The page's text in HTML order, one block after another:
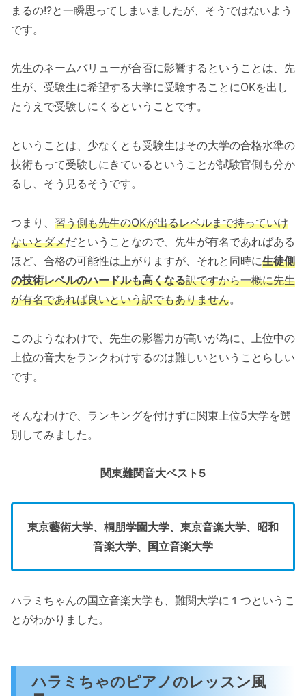
まるの!?と一瞬思ってしまいましたが、そうではないよう
です。
先生のネームバリューが合否に影響するということは、先
生が、受験生に希望する大学に受験することにOKを出し
たうえで受験しにくるということです。
ということは、少なくとも受験生はその大学の合格水準の
技術もって受験しにきているということが試験官側も分か
るし、そう見るそうです。
つまり、 習う側も先生のOKが出るレベルまで持っていけ
ないとダメだということなので、先生が有名であればある
ほど、合格の可能性は上がりますが、それと同時に生徒側
の技術レベルのハードルも高くなる訳ですから一概に先生
が有名であれば良いという訳でもありません。
このようなわけで、先生の影響力が高いが為に、上位中の
上位の音大をランクわけするのは難しいということらしい
です。
そんなわけで、ランキングを付けずに関東上位5大学を選
別してみました。
関東難関音大ベスト5
東京藝術大学、桐朋学園大学、東京音楽大学、昭和
音楽大学、国立音楽大学
ハラミちゃんの国立音楽大学も、難関大学に１つというこ
とがわかりました。
ハラミちゃのピアノのレッスン風